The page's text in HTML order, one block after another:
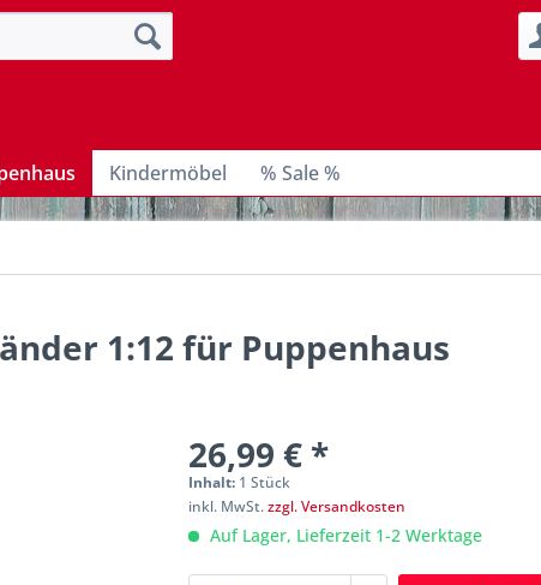
Kindermöbel % Sale %
1:12 für Puppenhaus
26,99 € *
Inhalt: 1 Stück
inkl. MwSt.zzgl. Versandkosten
Auf Lager, Lieferzeit 1-2 Werktage